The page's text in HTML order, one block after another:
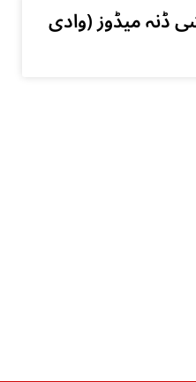
ڈنہ میڈوز (وادی